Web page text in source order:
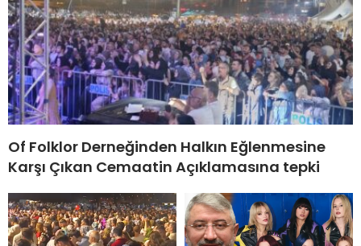
Of Folklor Derneğinden Halkın Eğlenmesine
Karşı Çıkan Cemaatin Açıklamasına tepki